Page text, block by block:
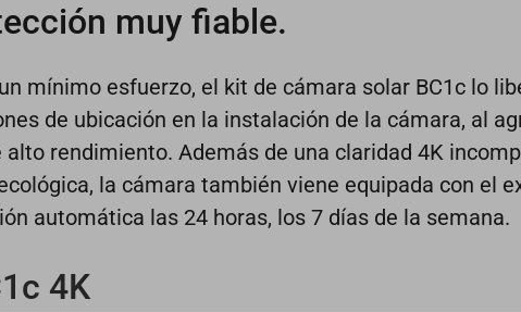
muy fiable.
mínimo esfuerzo, el kit de cámara solar BC1c lo
de ubicación en la instalación de la cámara, al
rendimiento. Además de una claridad 4K
la cámara también viene equipada con el
automática las 24 horas, los 7 días de la semana.
4K